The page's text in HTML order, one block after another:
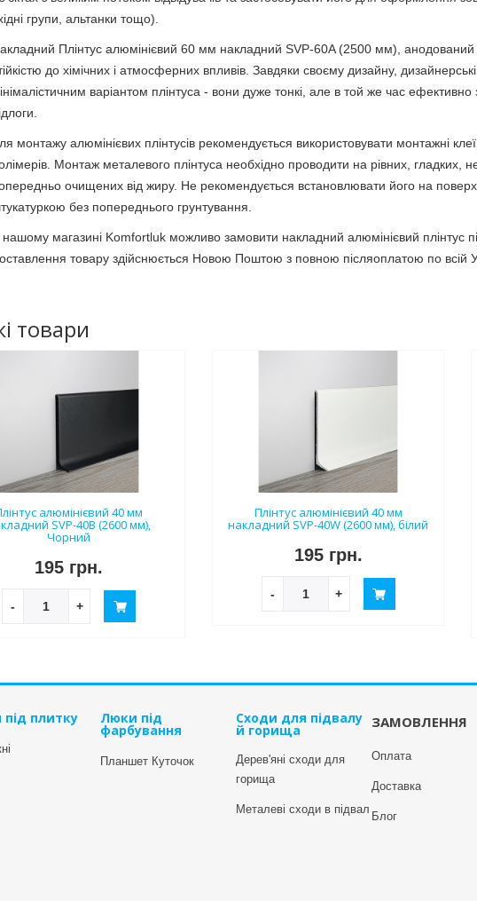
групи, альтанки тощо).
Плінтус алюмінієвий 60 мм накладний SVP-60A (2500 мм), анодований
до хімічних і атмосферних впливів. Завдяки своєму дизайну,
варіантом плінтуса - вони дуже тонкі, але в той же час
монтажу алюмінієвих плінтусів рекомендується використовувати монтажні
Монтаж металевого плінтуса необхідно проводити на рівних, гладких,
очищених від жиру. Не рекомендується встановлювати його на
без попереднього грунтування.
магазині Komfortluk можливо замовити накладний алюмінієвий плінтус
товару здійснюється Новою Поштою з повною післяоплатою по всій
товари
алюмінієвий 40 мм
SVP-40B (2600 мм),
Чорний
195 грн.
- +
Плінтус алюмінієвий 40 мм
накладний SVP-40W (2600 мм), білий
195 грн.
- +
плитку Люки під
фарбування
Планшет Куточок
Сходи для підвалу
й горища
Дерев'яні сходи для
горища
Металеві сходи в підвал
ЗАМОВЛЕННЯ
Оплата
Доставка
Блог